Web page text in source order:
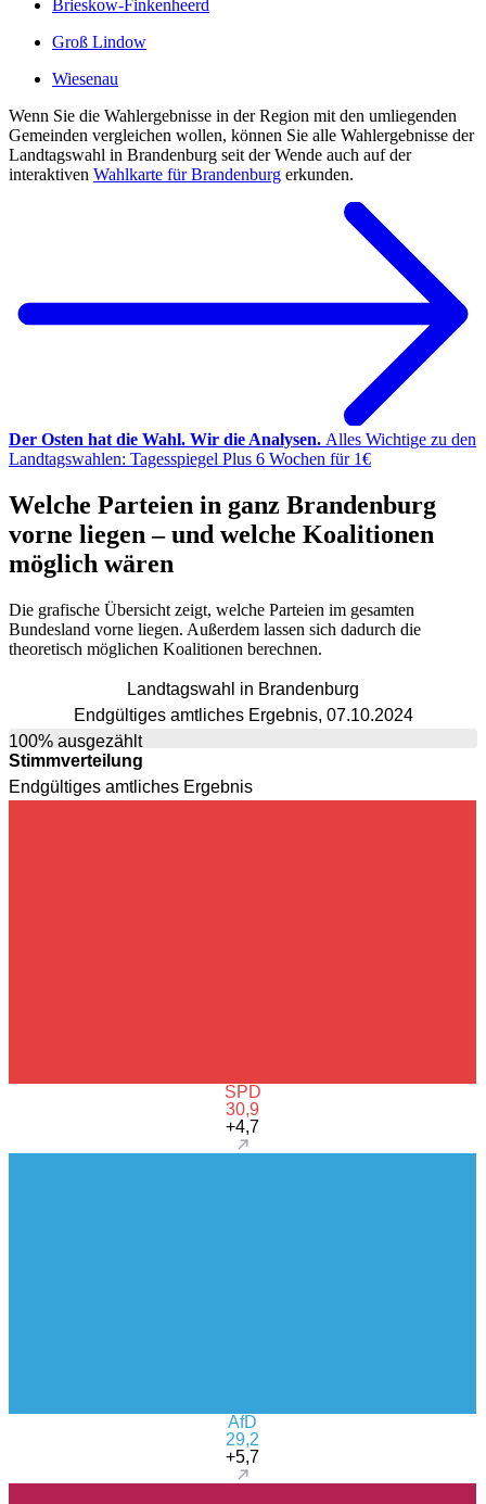
Brieskow-Finkenheerd
Groß Lindow
Wiesenau
Wenn Sie die Wahlergebnisse in der Region mit den umliegenden
Gemeinden vergleichen wollen, können Sie alle Wahlergebnisse der
Landtagswahl in Brandenburg seit der Wende auch auf der
interaktiven Wahlkarte für Brandenburg erkunden.
Der Osten hat die Wahl. Wir die Analysen. Alles Wichtige zu den
Landtagswahlen: Tagesspiegel Plus 6 Wochen für 1€
Welche Parteien in ganz Brandenburg
vorne liegen – und welche Koalitionen
möglich wären
Die grafische Übersicht zeigt, welche Parteien im gesamten
Bundesland vorne liegen. Außerdem lassen sich dadurch die
theoretisch möglichen Koalitionen berechnen.
Landtagswahl in Brandenburg
Endgültiges amtliches Ergebnis, 07.10.2024
100% ausgezählt
Stimmverteilung
Endgültiges amtliches Ergebnis
SPD
30,9
+4,7
AfD
29,2
+5,7